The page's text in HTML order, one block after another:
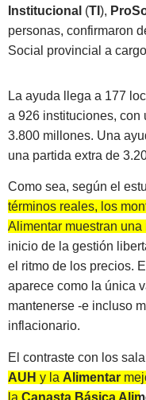
Institucional (TI ),
personas, confirmaron
Social provincial a
La ayuda llega a 177
a 926 instituciones, con
3.800 millones. Una
una partida extra de
Como sea, según el
términos reales, los
Alimentar muestran
inicio de la gestión
el ritmo de los precios.
aparece como la única
mantenerse -e incluso
inflacionario.
El contraste con los
AUH y la Alimentar
la Canasta Básica